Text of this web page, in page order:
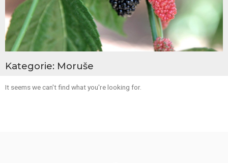
Kategorie: Moruše
It seems we can't find what you're looking for.